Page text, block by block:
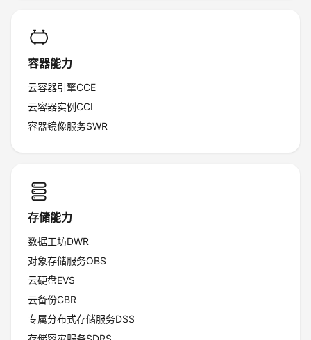
子直
播
的
活
动
我
的
关
我
的
我
容器能力
云容器引擎CCE
云容器实例CCI
容器镜像服务SWR
存储能力
数据工坊DWR
对象存储服务OBS
云硬盘EVS
云备份CBR
专属分布式存储服务DSS